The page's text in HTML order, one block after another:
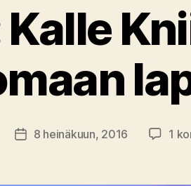
Julkaisupäivämäärä
8 heinäkuun, 2016 1